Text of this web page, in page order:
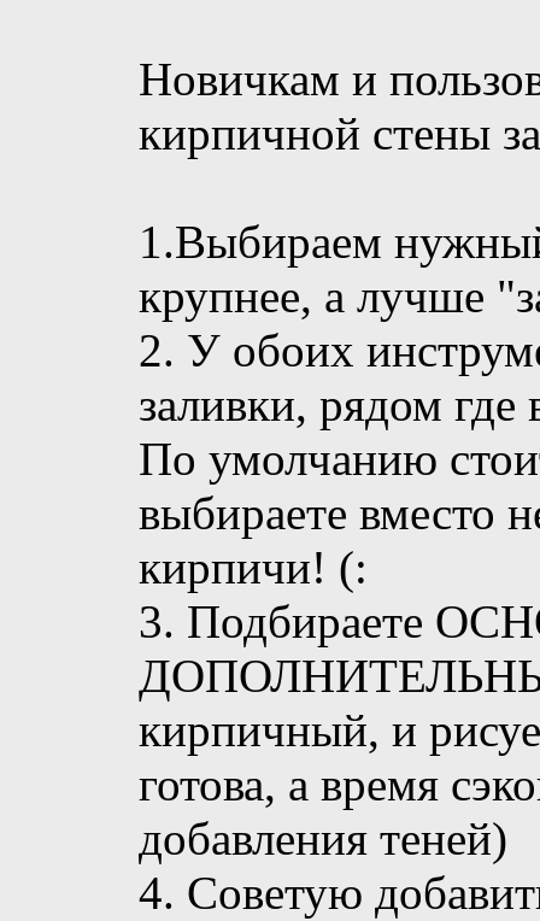
Новичкам и
кирпичной стены
1.Выбираем
крупнее, а лучше
2. У обоих
заливки, рядом где
По умолчанию
выбираете вместо
кирпичи! (:
3. Подбираете
кирпичный, и
готова, а время
добавления теней)
4. Советую